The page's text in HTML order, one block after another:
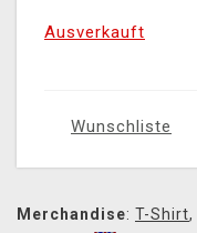
Ausverkauft
Wunschliste
Merchandise: T-Shirt,